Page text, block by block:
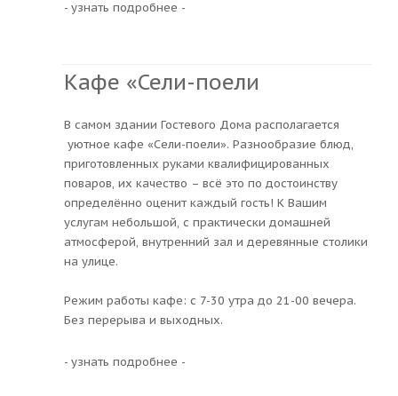
- узнать подробнее -
Кафе «Сели-поели
В самом здании Гостевого Дома располагается
уютное кафе «Сели-поели». Разнообразие блюд,
приготовленных руками квалифицированных
поваров, их качество – всё это по достоинству
определённо оценит каждый гость! К Вашим
услугам небольшой, с практически домашней
атмосферой, внутренний зал и деревянные столики
на улице.
Режим работы кафе: с 7-30 утра до 21-00 вечера.
Без перерыва и выходных.
- узнать подробнее -